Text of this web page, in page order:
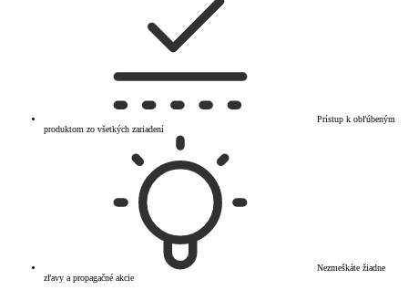
Prístup k obľúbeným
produktom zo všetkých zariadení
Nezmeškáte žiadne
zľavy a propagačné akcie